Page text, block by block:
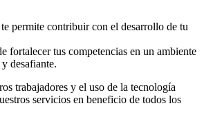
permite contribuir con el desarrollo de tu
fortalecer tus competencias en un ambiente
desafiante.
trabajadores y el uso de la tecnología
servicios en beneficio de todos los